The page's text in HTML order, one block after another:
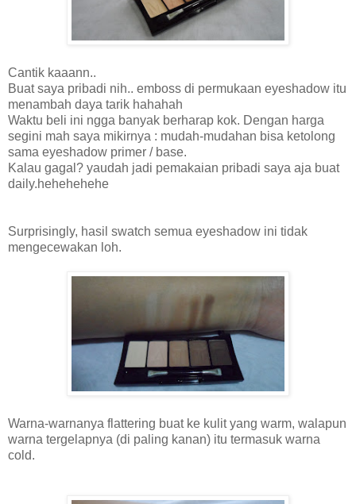
Cantik kaaann..
Buat saya pribadi nih.. emboss di permukaan eyeshadow itu
menambah daya tarik hahahah
Waktu beli ini ngga banyak berharap kok. Dengan harga
segini mah saya mikirnya : mudah-mudahan bisa ketolong
sama eyeshadow primer / base.
Kalau gagal? yaudah jadi pemakaian pribadi saya aja buat
daily.hehehehehe
Surprisingly, hasil swatch semua eyeshadow ini tidak
mengecewakan loh.
Warna-warnanya flattering buat ke kulit yang warm, walapun
warna tergelapnya (di paling kanan) itu termasuk warna
cold.